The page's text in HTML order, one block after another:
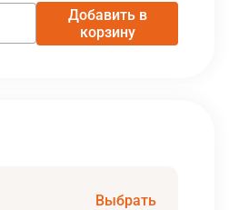
Добавить в
корзину
Выбрать